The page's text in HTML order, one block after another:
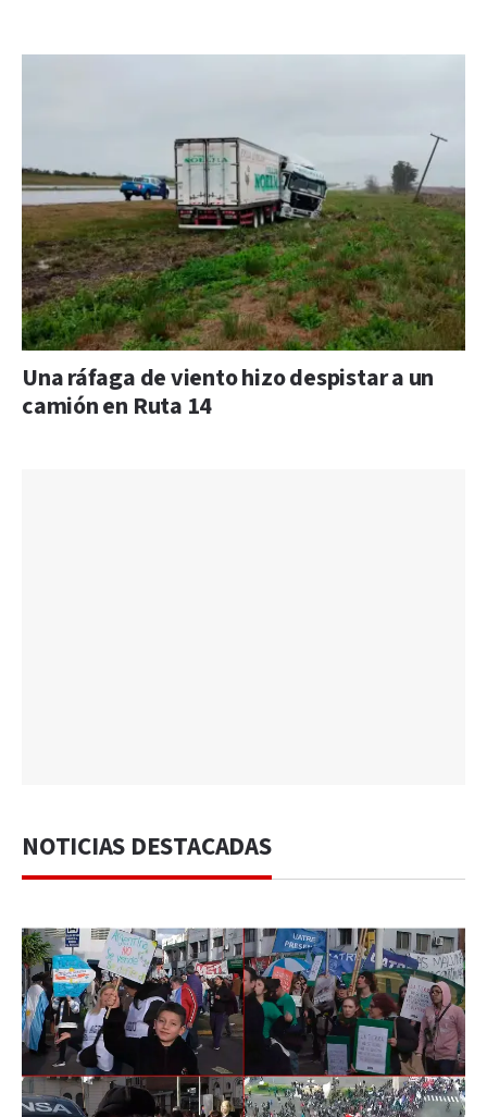
Una ráfaga de viento hizo despistar a un
camión en Ruta 14
NOTICIAS DESTACADAS